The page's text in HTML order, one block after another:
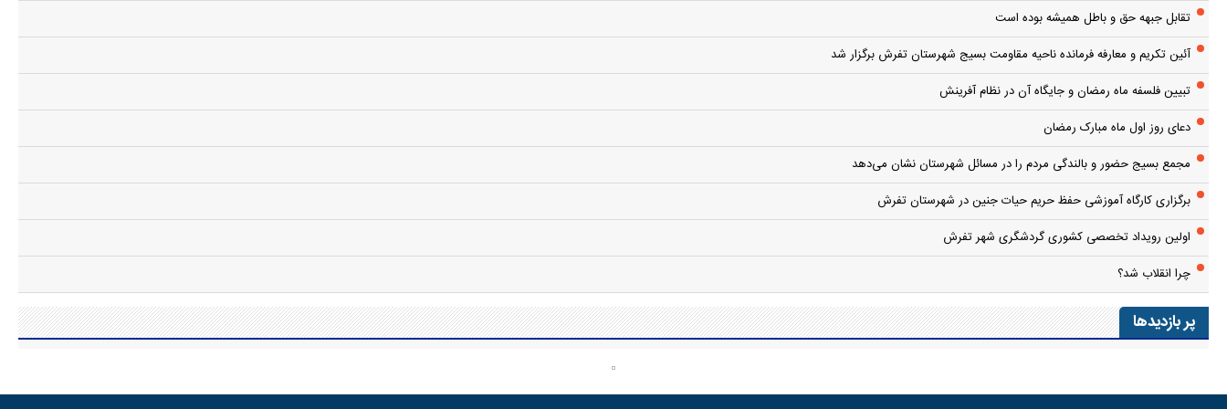
تقابل جبهه حق و باطل همیشه بوده است
آئین تکریم و معارفه فرمانده ناحیه مقاومت بسیج شهرستان تفرش برگزار شد
تبیین فلسفه ماه رمضان و جایگاه آن در نظام آفرینش
دعای روز اول ماه مبارک رمضان
مجمع بسیج حضور و بالندگی مردم را در مسائل شهرستان نشان می‌دهد
برگزاری کارگاه آموزشی حفظ حریم حیات جنین در شهرستان تفرش
اولین رویداد تخصصی کشوری گردشگری شهر تفرش
چرا انقلاب شد؟
پر بازدیدها